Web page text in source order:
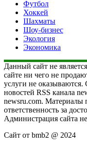
Футбол
Хоккей
Шахматы
Шоу-бизнес
Экология
Экономика
Данный сайт не
сайте ни чего не
услуги не оказываются.
новостей RSS канала
newsru.com. Материалы
ответственность за
Администрация сайта не
Сайт от bmb2 @ 2024